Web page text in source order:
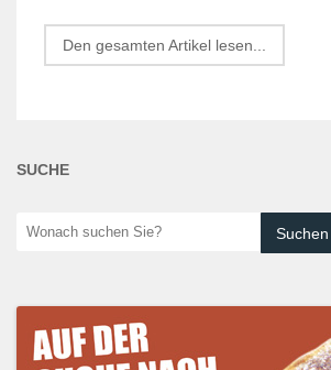
Den gesamten Artikel lesen...
SUCHE
Wonach